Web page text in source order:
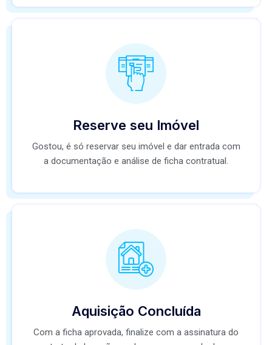
Reserve seu Imóvel
Gostou, é só reservar seu imóvel e dar entrada com
a documentação e análise de ficha contratual.
Aquisição Concluída
Com a ficha aprovada, finalize com a assinatura do